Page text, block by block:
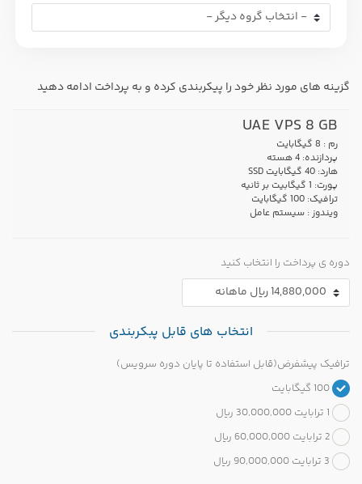
گزینه های مورد نظر خود را پیکربندی کرده و به پرداخت ادامه دهید
UAE VPS 8 GB
رم : 8 گیگابایت
پردازنده: 4 هسته
هارد: 40 گیگابایت SSD
پورت: 1 گیگابیت بر ثانیه
ترافیک: 100 گیگابایت
ویندوز : سیستم عامل
دوره ی پرداخت را انتخاب کنید
انتخاب های قابل پبکربندی
ترافیک پیشفرض(قابل استفاده تا پایان دوره سرویس)